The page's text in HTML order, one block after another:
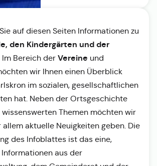
auf diesen Seiten Informationen zu
den Kindergärten und der
Im Bereich der Vereine und
wir Ihnen einen Überblick
im sozialen, gesellschaftlichen
hat. Neben der Ortsgeschichte
Themen möchten wir
allem aktuelle Neuigkeiten geben. Die
des Infoblattes ist das eine,
aus der